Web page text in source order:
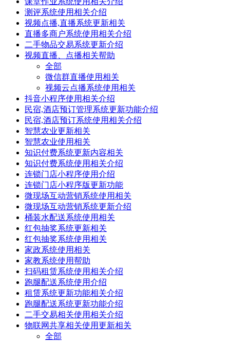
测评系统使用相关介绍
视频点播,直播系统更新相关
直播多商户系统使用相关介绍
二手物品交易系统更新介绍
视频直播、点播相关帮助
全部
微信群直播使用相关
视频云点播系统使用相关
抖音小程序使用相关介绍
民宿,酒店预订管理系统更新功能介绍
民宿,酒店预订系统使用相关介绍
智慧农业更新相关
智慧农业使用相关
知识付费系统更新内容相关
知识付费系统使用相关介绍
连锁门店小程序使用介绍
连锁门店小程序版更新功能
微现场互动营销系统使用相关
微现场互动营销系统更新介绍
桶装水配送系统使用相关
红包抽奖系统更新相关
红包抽奖系统使用相关
家政系统使用相关
家教系统使用帮助
扫码租赁系统使用相关介绍
跑腿配送系统使用介绍
租赁系统更新功能相关介绍
跑腿配送系统更新功能介绍
二手交易相关使用相关介绍
物联网共享相关使用更新相关
全部